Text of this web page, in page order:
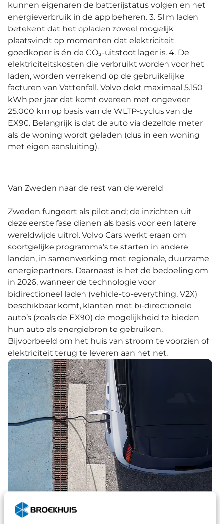
kunnen eigenaren de batterijstatus volgen en het
energieverbruik in de app beheren. 3. Slim laden
betekent dat het opladen zoveel mogelijk
plaatsvindt op momenten dat elektriciteit
goedkoper is én de CO₂-uitstoot lager is. 4. De
elektriciteitskosten die verbruikt worden voor het
laden, worden verrekend op de gebruikelijke
facturen van Vattenfall. Volvo dekt maximaal 5.150
kWh per jaar dat komt overeen met ongeveer
25.000 km op basis van de WLTP-cyclus van de
EX90. Belangrijk is dat de auto via dezelfde meter
als de woning wordt geladen (dus in een woning
met eigen aansluiting).
Van Zweden naar de rest van de wereld
Zweden fungeert als pilotland; de inzichten uit
deze eerste fase dienen als basis voor een latere
wereldwijde uitrol. Volvo Cars werkt eraan om
soortgelijke programma’s te starten in andere
landen, in samenwerking met regionale, duurzame
energiepartners. Daarnaast is het de bedoeling om
in 2026, wanneer de technologie voor
bidirectioneel laden (vehicle-to-everything, V2X)
beschikbaar komt, klanten met bi-directionele
auto’s (zoals de EX90) de mogelijkheid te bieden
hun auto als energiebron te gebruiken.
Bijvoorbeeld om het huis van stroom te voorzien of
elektriciteit terug te leveren aan het net.